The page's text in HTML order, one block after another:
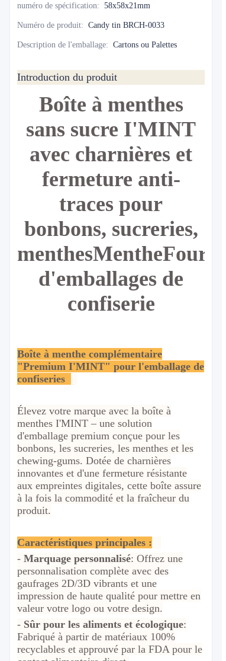
numéro de spécification: 58x58x21mm
Numéro de produit: Candy tin BRCH-0033
Description de l'emballage: Cartons ou Palettes
Introduction du produit
Boîte à menthes
sans sucre I'MINT
avec charnières et
fermeture anti-
traces pour
bonbons, sucreries,
menthesMenthe
d'emballages de
confiserie
Boîte à menthe complémentaire
"Premium I'MINT" pour l'emballage de
confiseries
Élevez votre marque avec la boîte à
menthes I'MINT – une solution
d'emballage premium conçue pour les
bonbons, les sucreries, les menthes et les
chewing-gums. Dotée de charnières
innovantes et d'une fermeture résistante
aux empreintes digitales, cette boîte assure
à la fois la commodité et la fraîcheur du
produit.
Caractéristiques principales :
- Marquage personnalisé: Offrez une
personnalisation complète avec des
gaufrages 2D/3D vibrants et une
impression de haute qualité pour mettre en
valeur votre logo ou votre design.
- Sûr pour les aliments et écologique:
Fabriqué à partir de matériaux 100%
recyclables et approuvé par la FDA pour le